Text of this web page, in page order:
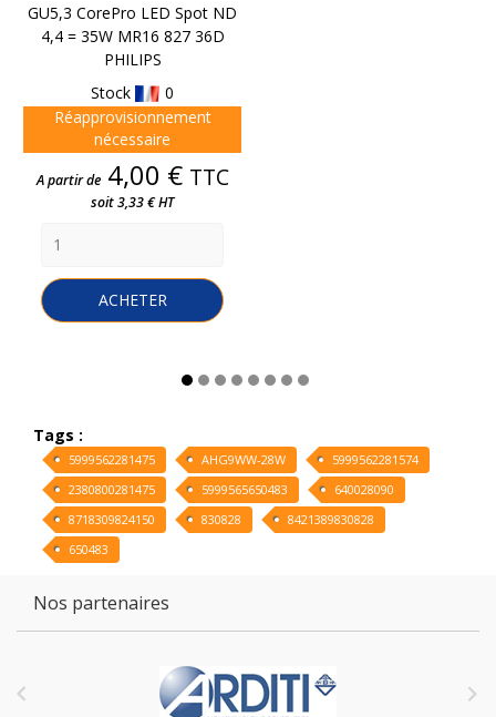
GU5,3 CorePro LED Spot ND
4,4 = 35W MR16 827 36D
PHILIPS
Stock
0
Réapprovisionnement
nécessaire
Prix
A partir de 4,00 € TTC
soit 3,33 € HT
ACHETER
Tags :
5999562281475 AHG9WW-28W
5999562281574
2380800281475
5999565650483
640028090
8718309824150
830828
8421389830828
650483
Nos partenaires
 